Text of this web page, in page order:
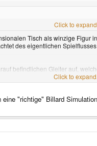
Click to
Tisch als winzige
des eigentlichen
befindlichen Gleiter auf,
des nächsten Tisches zu
Click to
"richtige" Billard